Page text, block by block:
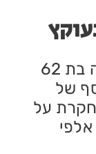
שוטרי מרחב ירקון עצרו חשודה בת 62
של
על